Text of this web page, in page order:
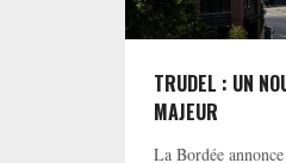
TRUDEL : UN
MAJEUR
La Bordée